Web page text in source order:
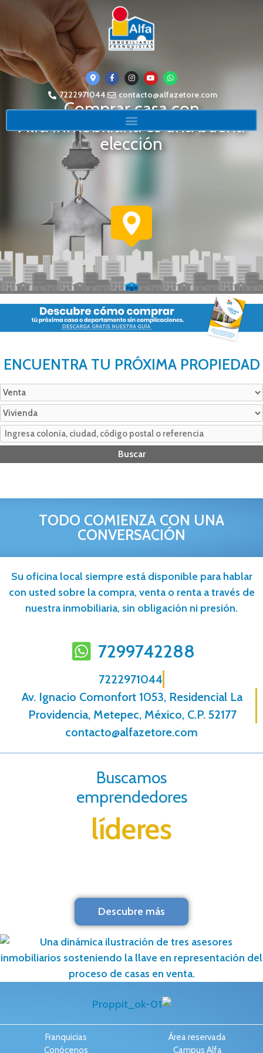
7222971044 contacto@alfazetore.com
Comprar casa con
Alfa Inmobiliaria es una buena
elección
ENCUENTRA TU PRÓXIMA PROPIEDAD
TODO COMIENZA CON UNA
CONVERSACIÓN
Su oficina local siempre está disponible para hablar
con usted sobre la compra, venta o renta a través de
nuestra inmobiliaria, sin obligación ni presión.
7299742288
7222971044
Av. Ignacio Comonfort 1053, Residencial La
Providencia, Metepec, México, C.P. 52177
contacto@alfazetore.com
Buscamos
emprendedores
líderes
Descubre más
Franquicias
Conócenos
Área reservada
Campus Alfa